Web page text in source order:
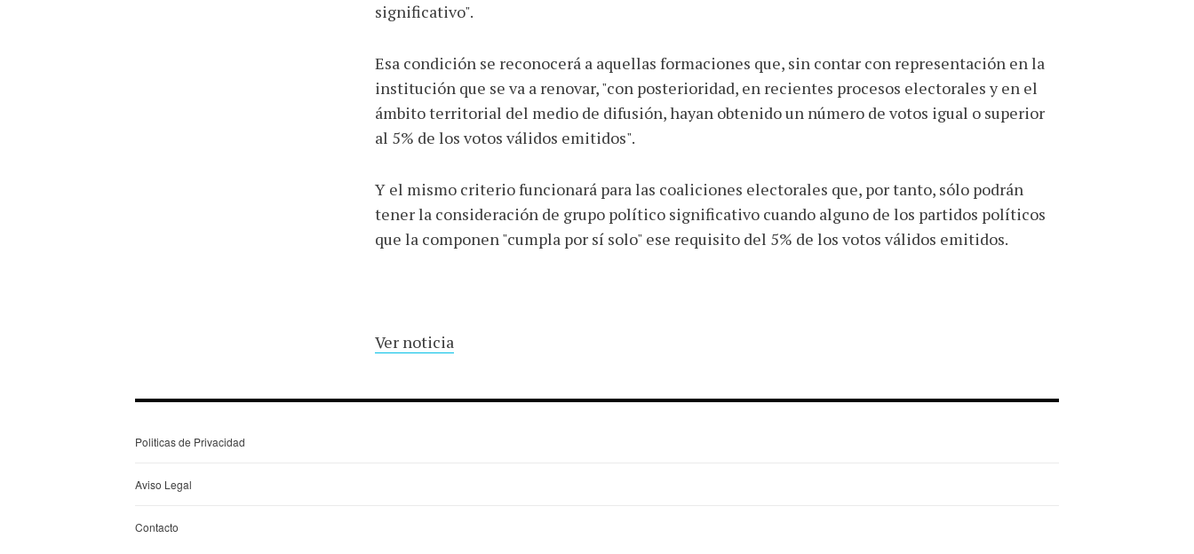
significativo".
Esa condición se reconocerá a aquellas formaciones que, sin contar con representación en la
institución que se va a renovar, "con posterioridad, en recientes procesos electorales y en el
ámbito territorial del medio de difusión, hayan obtenido un número de votos igual o superior
al 5% de los votos válidos emitidos".
Y el mismo criterio funcionará para las coaliciones electorales que, por tanto, sólo podrán
tener la consideración de grupo político significativo cuando alguno de los partidos políticos
que la componen "cumpla por sí solo" ese requisito del 5% de los votos válidos emitidos.
Ver noticia
Politicas de Privacidad
Aviso Legal
Contacto